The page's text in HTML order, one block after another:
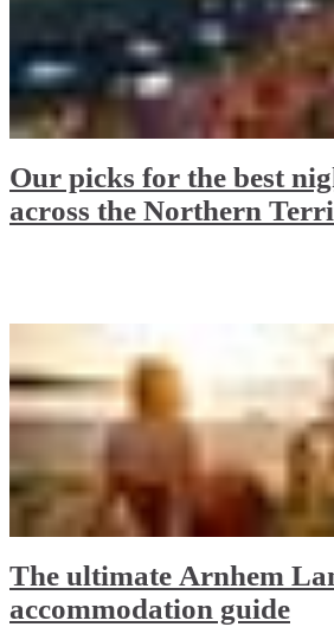
Our picks for the best
across the Northern
The ultimate Arnhem
accommodation guide